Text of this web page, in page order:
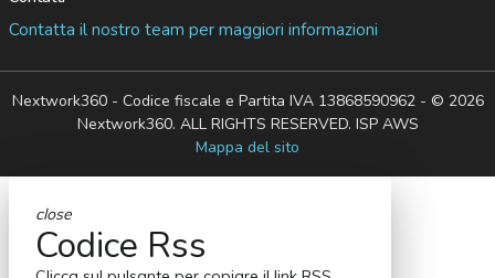
Contatta il nostro team per maggiori informazioni
Nextwork360 - Codice fiscale e Partita IVA 13868590962 - © 2026
Nextwork360. ALL RIGHTS RESERVED. ISP AWS
Mappa del sito
close
Codice Rss